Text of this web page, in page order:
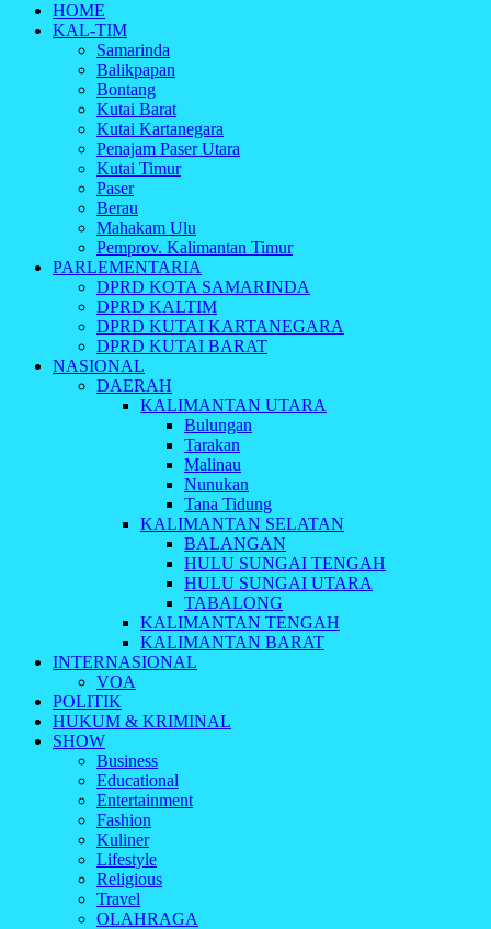
Indonesia Cyber
Media Cetak, Online & Streaming
HOME
KAL-TIM
Samarinda
Balikpapan
Bontang
Kutai Barat
Kutai Kartanegara
Penajam Paser Utara
Kutai Timur
Paser
Berau
Mahakam Ulu
Pemprov. Kalimantan Timur
PARLEMENTARIA
DPRD KOTA SAMARINDA
DPRD KALTIM
DPRD KUTAI KARTANEGARA
DPRD KUTAI BARAT
NASIONAL
DAERAH
KALIMANTAN UTARA
Bulungan
Tarakan
Malinau
Nunukan
Tana Tidung
KALIMANTAN SELATAN
BALANGAN
HULU SUNGAI TENGAH
HULU SUNGAI UTARA
TABALONG
KALIMANTAN TENGAH
KALIMANTAN BARAT
INTERNASIONAL
VOA
POLITIK
HUKUM & KRIMINAL
SHOW
Business
Educational
Entertainment
Fashion
Kuliner
Lifestyle
Religious
Travel
OLAHRAGA